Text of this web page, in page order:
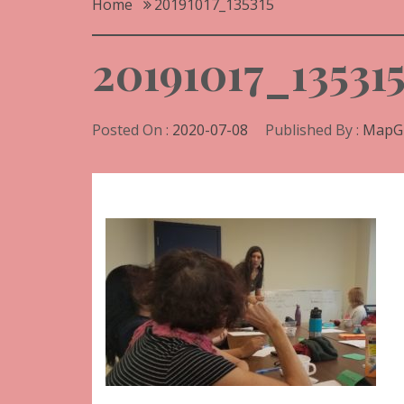
Home 20191017_135315
Posted On : 2020-07-08 Published By :